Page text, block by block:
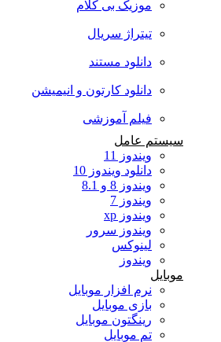
موزیک بی کلام
تیتراژ سریال
دانلود مستند
دانلود کارتون و انیمیشن
فیلم آموزشی
سیستم عامل
ویندوز 11
دانلود ویندوز 10
ویندوز 8 و 8.1
ویندوز 7
ویندوز xp
ویندوز سرور
لینوکس
ویندوز
موبایل
نرم افزار موبایل
بازی موبایل
رینگتون موبایل
تم موبایل